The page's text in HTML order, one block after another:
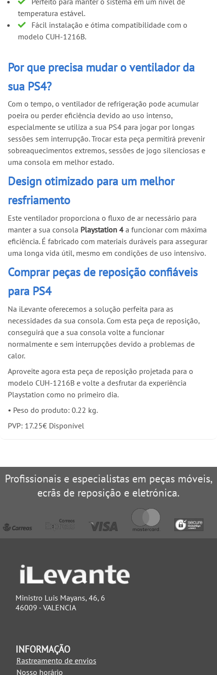
temperatura estável.
Fácil instalação e ótima compatibilidade com o
modelo CUH-1216B.
Por que precisa mudar o ventilador da
sua PS4?
Com o tempo, o ventilador de refrigeração pode acumular
poeira ou perder eficiência devido ao uso intenso,
especialmente se utiliza a sua PS4 para jogar por longas
sessões sem interrupção. Trocar esta peça permitirá prevenir
sobreaquecimentos extremos, sessões de jogo silenciosas e
uma consola em melhor estado.
Design otimizado para um melhor
resfriamento
Este ventilador proporciona o fluxo de ar necessário para
manter a sua consola Playstation 4 a funcionar com máxima
eficiência. É fabricado com materiais duráveis para assegurar
uma longa vida útil, mesmo em condições de uso intensivo.
Comprar peças de reposição confiáveis
para PS4
Na iLevante oferecemos a solução perfeita para as
necessidades da sua consola. Com esta peça de reposição,
conseguirá que a sua consola volte a funcionar
normalmente e sem interrupções devido a problemas de
calor.
Aproveite agora esta peça de reposição projetada para o
modelo CUH-1216B e volte a desfrutar da experiência
Playstation como no primeiro dia.
• Peso do produto: 0.22 kg.
PVP: 17.25€ Disponível
Profissionais e especialistas em peças móveis,
ecrãs de reposição e eletrónica.
Ministro Luis Mayans, 46, 6
46009 - VALENCIA
INFORMAÇÃO
Rastreamento de envios
Nosso horário